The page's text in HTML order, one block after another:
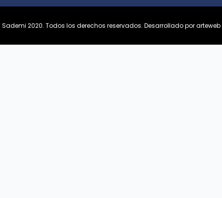
Sademi 2020. Todos los derechos reservados. Desarrollado por arteweb